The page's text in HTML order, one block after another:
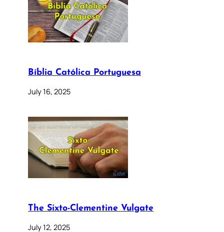
Bíblia Católica Portuguesa
July 16, 2025
The Sixto-Clementine Vulgate
July 12, 2025